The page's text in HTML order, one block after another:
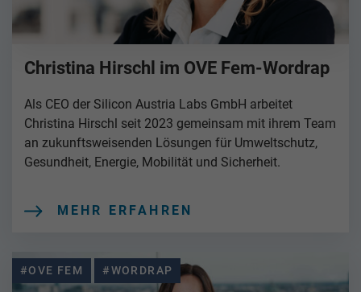
Christina Hirschl im OVE Fem-Wordrap
Als CEO der Silicon Austria Labs GmbH arbeitet
Christina Hirschl seit 2023 gemeinsam mit ihrem Team
an zukunftsweisenden Lösungen für Umweltschutz,
Gesundheit, Energie, Mobilität und Sicherheit.
MEHR ERFAHREN
#OVE FEM #WORDRAP